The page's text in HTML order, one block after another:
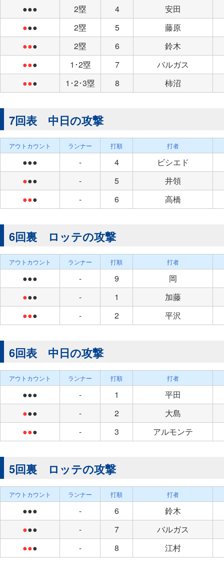
●●●
2塁 4
安田
●●● 2塁 5
藤原
●●● 2塁 6
鈴木
●●● 1･2塁 7
バルガス
●●● 1･2･3塁 8 柿沼
7回表 中日の攻撃
アウトカウント ランナー 打順 打者
●●● - 4
ビシエド
●●● - 5
井領
●●● - 6 高橋
6回裏 ロッテの攻撃
アウトカウント ランナー 打順 打者
●●● - 9
岡
●●● - 1
加藤
●●● - 2 平沢
6回表 中日の攻撃
アウトカウント ランナー 打順 打者
●●● - 1
平田
●●● - 2
大島
●●● - 3 アルモンテ
5回裏 ロッテの攻撃
アウトカウント ランナー 打順 打者
●●● - 6
鈴木
●●● - 7
バルガス
●●● - 8 江村